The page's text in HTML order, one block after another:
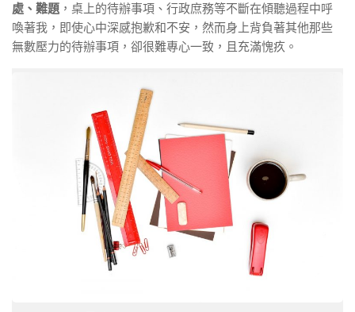
處、難題 ，桌上的待辦事項、行政庶務等不斷在傾聽過程中呼
喚著我，即使心中深感抱歉和不安，然而身上背負著其他那些
無數壓力的待辦事項，卻很難專心一致，且充滿愧疚。